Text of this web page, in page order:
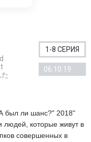
1-8 СЕРИЯ
06.10.19
был ли шанс?" 2018"
людей, которые живут в
совершенных в